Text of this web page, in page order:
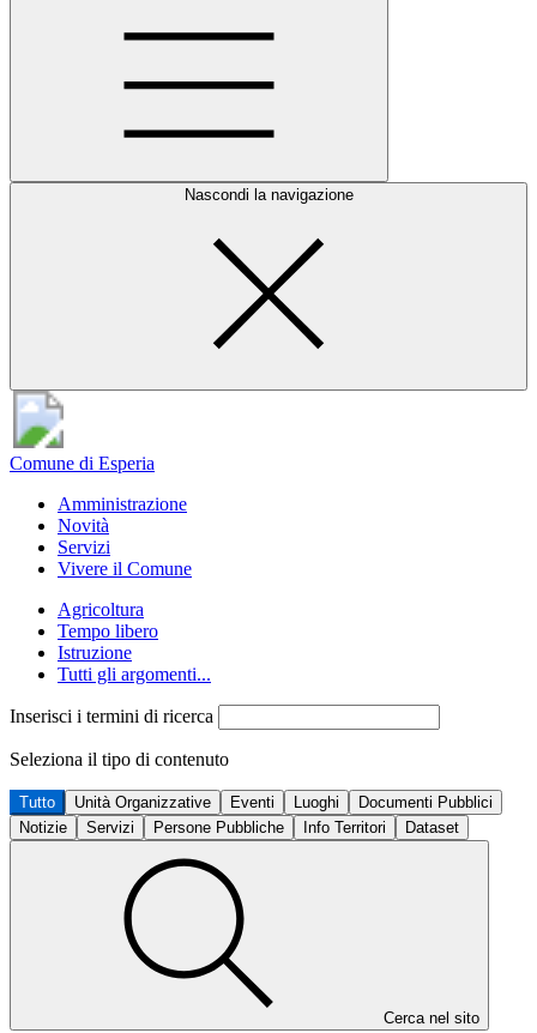
Nascondi la navigazione
Comune di Esperia
Amministrazione
Novità
Servizi
Vivere il Comune
Agricoltura
Tempo libero
Istruzione
Tutti gli argomenti...
Inserisci i termini di ricerca
Seleziona il tipo di contenuto
Tutto Unità Organizzative Eventi Luoghi
Documenti Pubblici
Notizie
Servizi Persone Pubbliche Info Territori Dataset
Cerca nel sito